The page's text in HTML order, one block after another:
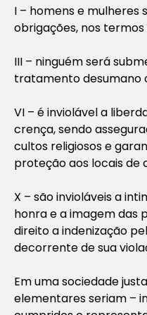
I – homens e mulheres
obrigações, nos
III – ninguém será
tratamento desumano
VI – é inviolável a
crença, sendo
cultos religiosos e
proteção aos locais de
X – são invioláveis a
honra e a imagem das
direito a indenização
decorrente de sua
Em uma sociedade
elementares seriam –